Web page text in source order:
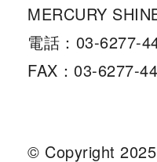
MERCURY
電話：03-6277-
FAX：03-6277-
© Copyright